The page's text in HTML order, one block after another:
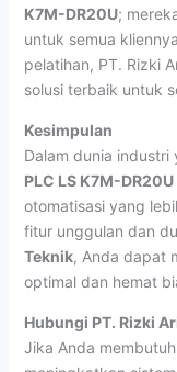
K7M-DR20U;
untuk semua
pelatihan, PT. Rizki
solusi terbaik untuk
Kesimpulan
Dalam dunia
PLC LS K7M-DR20U
otomatisasi yang
fitur unggulan dan
Teknik, Anda dapat
optimal dan hemat
Hubungi PT. Rizki
Jika Anda